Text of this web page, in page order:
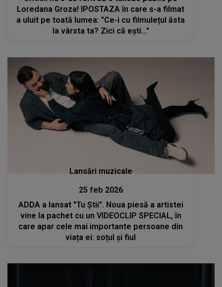
Loredana Groza! IPOSTAZA în care s-a filmat
a uluit pe toată lumea: "Ce-i cu filmulețul ăsta
la vârsta ta? Zici că ești..."
Lansări muzicale
25 feb 2026
ADDA a lansat "Tu Știi". Noua piesă a artistei
vine la pachet cu un VIDEOCLIP SPECIAL, în
care apar cele mai importante persoane din
viața ei: soțul și fiul